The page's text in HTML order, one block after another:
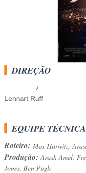
DIREÇÃO
Lennart Ruff
EQUIPE TÉCNICA
Roteiro: Max Hurwitz,
Produção:Arash Amel,
Jones, Ben Pugh